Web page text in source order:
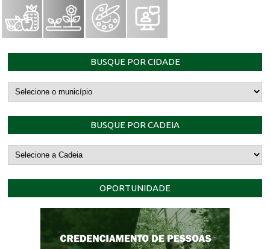
BUSQUE POR CIDADE
BUSQUE POR CADEIA
OPORTUNIDADE